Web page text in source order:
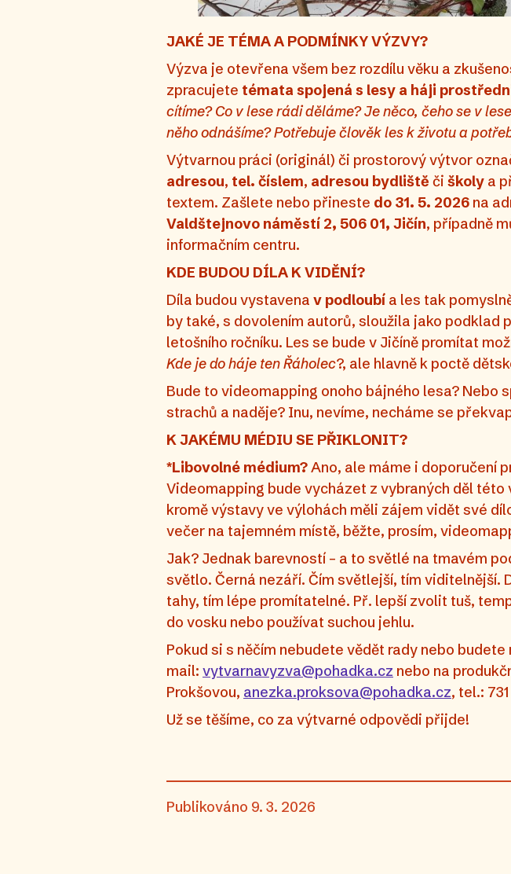
JAKÉ JE TÉMA A PODMÍNKY VÝZVY?
Výzva je otevřena všem bez rozdílu věku a
zpracujete témata spojená s lesy a háji
cítíme? Co v lese rádi děláme? Je něco, čeho se v
něho odnášíme? Potřebuje člověk les k životu a
Výtvarnou práci (originál) či prostorový výtvor
adresou, tel. číslem, adresou bydliště či školy a
textem. Zašlete nebo přineste do 31. 5. 2026 na
Valdštejnovo náměstí 2, 506 01, Jičín, případně
informačním centru.
KDE BUDOU DÍLA K VIDĚNÍ?
Díla budou vystavena v podloubí a les tak
by také, s dovolením autorů, sloužila jako podklad
letošního ročníku. Les se bude v Jičíně promítat
Kde je do háje ten Řáholec?, ale hlavně k poctě
Bude to videomapping onoho bájného lesa? Nebo
strachů a naděje? Inu, nevíme, necháme se
K JAKÉMU MÉDIU SE PŘIKLONIT?
*Libovolné médium?Ano, ale máme i doporučení
Videomapping bude vycházet z vybraných děl
kromě výstavy ve výlohách měli zájem vidět své
večer na tajemném místě, běžte, prosím,
Jak? Jednak barevností – a to světlé na tmavém
světlo. Černá nezáří. Čím světlejší, tím viditelnější.
tahy, tím lépe promítatelné. Př. lepší zvolit tuš,
do vosku nebo používat suchou jehlu.
Pokud si s něčím nebudete vědět rady nebo
mail: vytvarnavyzva@pohadka.cz nebo na
Prokšovou, anezka.proksova@pohadka.cz, tel.:
Už se těšíme, co za výtvarné odpovědi přijde!
Publikováno 9. 3. 2026